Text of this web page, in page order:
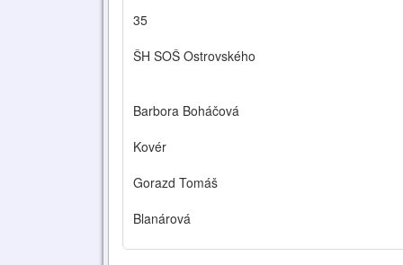
35
ŠH SOŠ Ostrovského
Barbora Boháčová
Kovér
Gorazd Tomáš
Blanárová